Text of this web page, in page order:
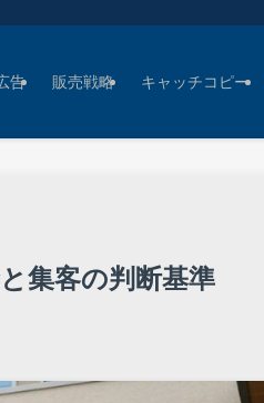
告 販売戦略 キャッチコピー
集客の判断基準